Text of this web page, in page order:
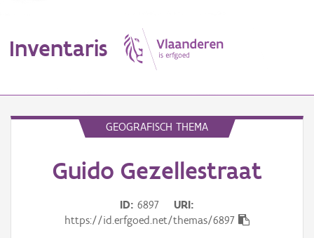
Inventaris
Erfgoedobject
GEOGRAFISCH THEMA
Guido Gezellestraat
ID 6897
URI
https://id.erfgoed.net/themas/6897